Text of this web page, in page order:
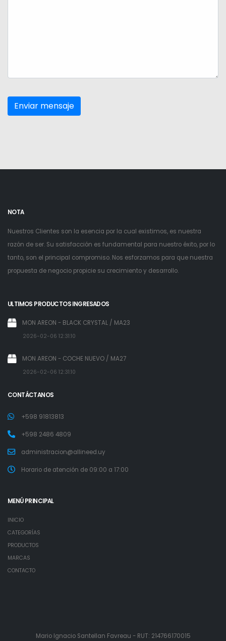
NOTA
Nuestros Clientes son la esencia por la cual existimos, es nuestra
razón de ser. Su satisfacción es fundamental para nuestro éxito, por lo
tanto, son el principal compromiso. Nos esforzamos para que nuestra
propuesta de negocio propicie su crecimiento y desarrollo.
ULTIMOS PRODUCTOS INGRESADOS
MON AREON - BLACK CRYSTAL / MA23
2026-02-06 12:31:10
MON AREON - COCHE NUEVO / MA27
2026-02-06 12:31:10
CONTÁCTANOS
+598 91813813
+598 2486 4809
administracion@allineed.uy
Horario de atención de 09:00 a 17:00
MENÚ PRINCIPAL
INICIO
CATEGORÍAS
PRODUCTOS
MARCAS
CONTACTO
Mario Ignacio Santellan Favreau - RUT: 214766170015